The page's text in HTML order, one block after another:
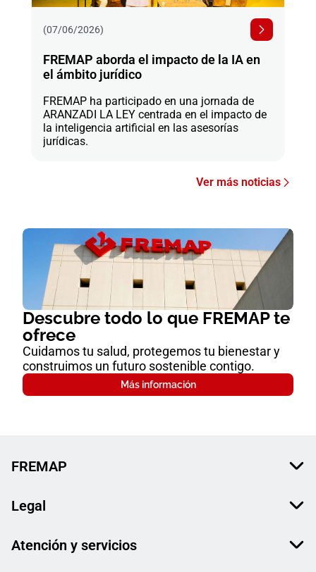
(07/06/2026)
FREMAP aborda el impacto de la IA en
el ámbito jurídico
FREMAP ha participado en una jornada de
ARANZADI LA LEY centrada en el impacto de
la inteligencia artificial en las asesorías
jurídicas.
Ver más noticias
Descubre todo lo que FREMAP te
ofrece
Cuidamos tu salud, protegemos tu bienestar y
construimos un futuro sostenible contigo.
Más información
FREMAP
Legal
Atención y servicios